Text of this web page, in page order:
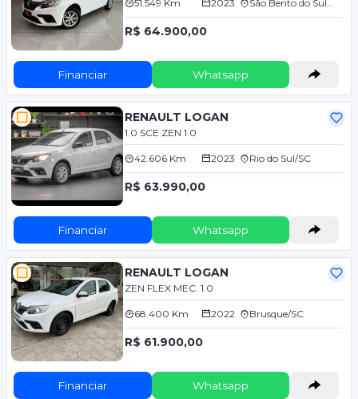
51.549 Km 2023
R$ 64.900,00
Financiar Whatsapp
RENAULT LOGAN
1.0 SCE ZEN 1.0
42.606 Km 2023 Rio do Sul/SC
R$ 63.990,00
Financiar Whatsapp
RENAULT LOGAN
ZEN FLEX MEC. 1.0
68.400 Km 2022 Brusque/SC
R$ 61.900,00
Financiar Whatsapp